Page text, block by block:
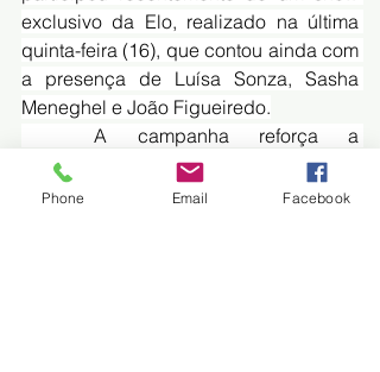
exclusivo da Elo, realizado na última
quinta-feira (16), que contou ainda com
a presença de Luísa Sonza, Sasha
Meneghel e João Figueiredo.
	A campanha reforça a
necessidade de que o Pantanal e
outras áreas úmidas sejam tratados
Phone Email Facebook